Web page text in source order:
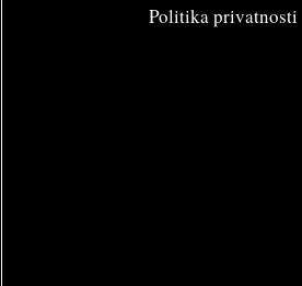
Politika privatnosti